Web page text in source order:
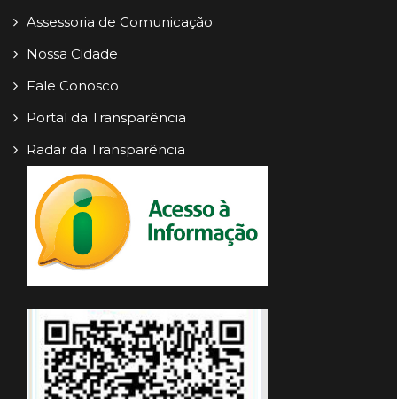
Assessoria de Comunicação
Nossa Cidade
Fale Conosco
Portal da Transparência
Radar da Transparência